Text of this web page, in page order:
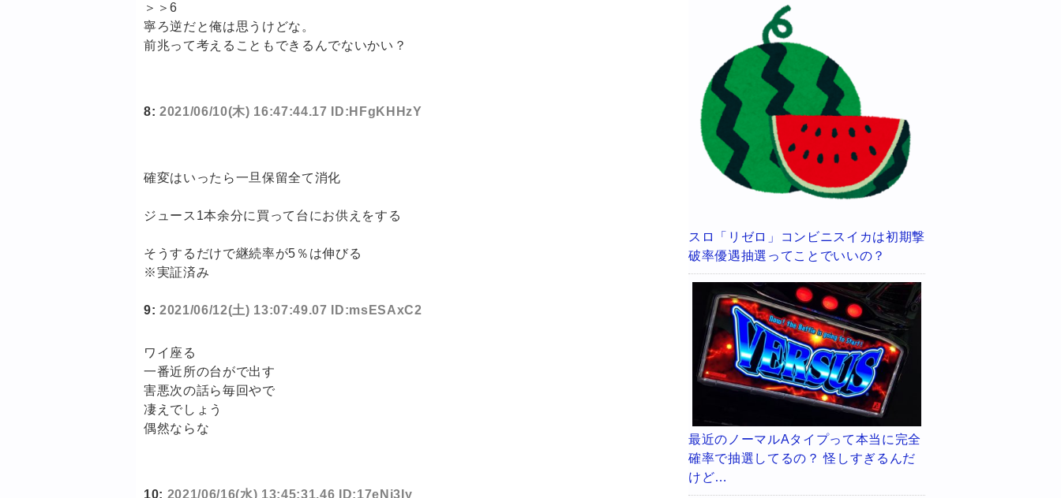
＞＞6
寧ろ逆だと俺は思うけどな。
前兆って考えることもできるんでないかい？
8: 2021/06/10(木) 16:47:44.17 ID:HFgKHHzY
確変はいったら一旦保留全て消化
ジュース1本余分に買って台にお供えをする
そうするだけで継続率が5％は伸びる
※実証済み
9: 2021/06/12(土) 13:07:49.07 ID:msESAxC2
ワイ座る
一番近所の台がで出す
害悪次の話ら毎回やで
凄えでしょう
偶然ならな
10: 2021/06/16(水) 13:45:31.46 ID:17eNj3Iy
スロ「リゼロ」コンビニスイカは初期撃
破率優遇抽選ってことでいいの？
最近のノーマルAタイプって本当に完全
確率で抽選してるの？ 怪しすぎるんだ
けど…